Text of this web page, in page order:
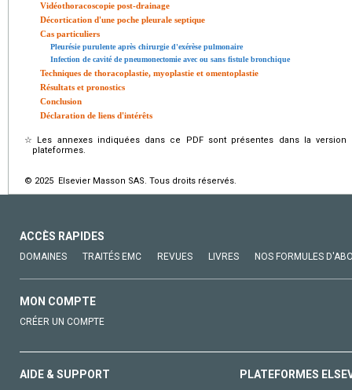
Vidéothoracoscopie post-drainage
Décortication d'une poche pleurale septique
Cas particuliers
Pleurésie purulente après chirurgie d'exérèse pulmonaire
Infection de cavité de pneumonectomie avec ou sans fistule bronchique
Techniques de thoracoplastie, myoplastie et omentoplastie
Résultats et pronostics
Conclusion
Déclaration de liens d'intérêts
☆
Les annexes indiquées dans ce PDF sont présentes dans la
plateformes.
© 2025 Elsevier Masson SAS. Tous droits réservés.
ACCÈS RAPIDES
DOMAINES TRAITÉS EMC REVUES LIVRES NOS FORMULES
MON COMPTE
CRÉER UN COMPTE
AIDE & SUPPORT PLATEFORMES